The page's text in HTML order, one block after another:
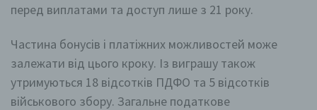
перед виплатами та доступ лише з 21 року.
Частина бонусів і платіжних можливостей може
залежати від цього кроку. Із виграшу також
утримуються 18 відсотків ПДФО та 5 відсотків
військового збору. Загальне податкове